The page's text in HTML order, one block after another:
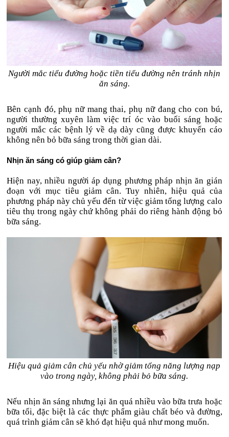
Người mắc tiểu đường hoặc tiền tiểu đường nên tránh nhịn
ăn sáng.
Bên cạnh đó, phụ nữ mang thai, phụ nữ đang cho con bú,
người thường xuyên làm việc trí óc vào buổi sáng hoặc
người mắc các bệnh lý về dạ dày cũng được khuyến cáo
không nên bỏ bữa sáng trong thời gian dài.
Nhịn ăn sáng có giúp giảm cân?
Hiện nay, nhiều người áp dụng phương pháp nhịn ăn gián
đoạn với mục tiêu giảm cân. Tuy nhiên, hiệu quả của
phương pháp này chủ yếu đến từ việc giảm tổng lượng calo
tiêu thụ trong ngày chứ không phải do riêng hành động bỏ
bữa sáng.
Hiệu quả giảm cân chủ yếu nhờ giảm tổng năng lượng nạp
vào trong ngày, không phải bỏ bữa sáng.
Nếu nhịn ăn sáng nhưng lại ăn quá nhiều vào bữa trưa hoặc
bữa tối, đặc biệt là các thực phẩm giàu chất béo và đường,
quá trình giảm cân sẽ khó đạt hiệu quả như mong muốn.